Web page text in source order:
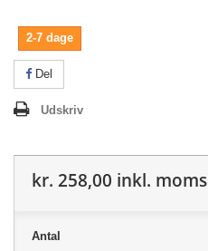
2-7 dage
Del
Udskriv
kr. 258,00 inkl. moms
Antal